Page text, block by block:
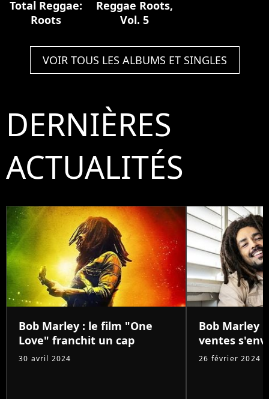
Total Reggae:
Roots
Reggae Roots,
Vol. 5
VOIR TOUS LES ALBUMS ET SINGLES
DERNIÈRES
ACTUALITÉS
Bob Marley : le film "One
Love" franchit un cap
30 avril 2024
Bob Marley
ventes
26 février 2024